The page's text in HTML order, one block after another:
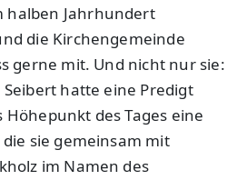
halben Jahrhundert
die Kirchengemeinde
gerne mit. Und nicht nur sie:
hatte eine Predigt
des Tages eine
sie gemeinsam mit
im Namen des